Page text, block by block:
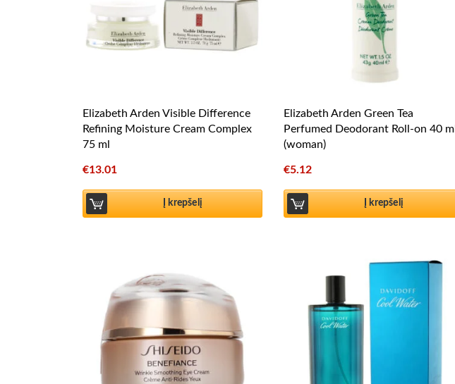
Elizabeth Arden Visible Difference
Refining Moisture Cream Complex
75 ml
€13.01
Į krepšelį
Elizabeth Arden Green Tea
Perfumed Deodorant Roll-on 40 ml
(woman)
€5.12
Į krepšelį